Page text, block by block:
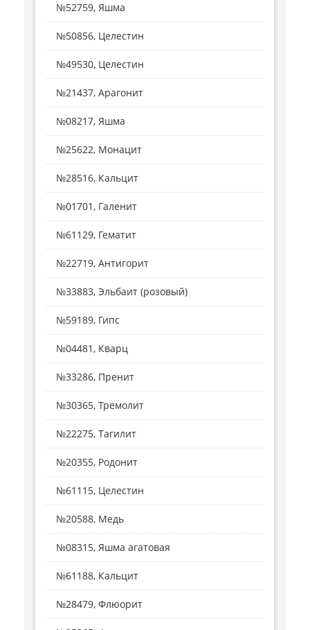
№52759, Яшма
№50856, Целестин
№49530, Целестин
№21437, Арагонит
№08217, Яшма
№25622, Монацит
№28516, Кальцит
№01701, Галенит
№61129, Гематит
№22719, Антигорит
№33883, Эльбаит (розовый)
№59189, Гипс
№04481, Кварц
№33286, Пренит
№30365, Тремолит
№22275, Тагилит
№20355, Родонит
№61115, Целестин
№20588, Медь
№08315, Яшма агатовая
№61188, Кальцит
№28479, Флюорит